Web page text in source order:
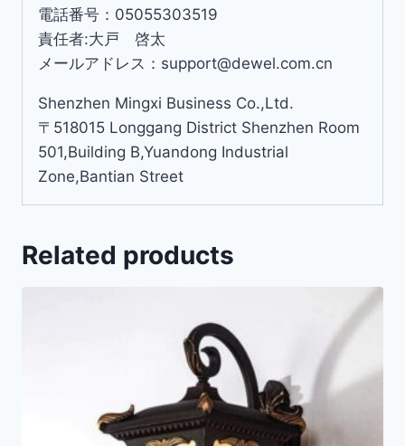
電話番号：05055303519
責任者:大戸 啓太
メールアドレス：support@dewel.com.cn
Shenzhen Mingxi Business Co.,Ltd.
〒518015 Longgang District Shenzhen Room
501,Building B,Yuandong Industrial
Zone,Bantian Street
Related products